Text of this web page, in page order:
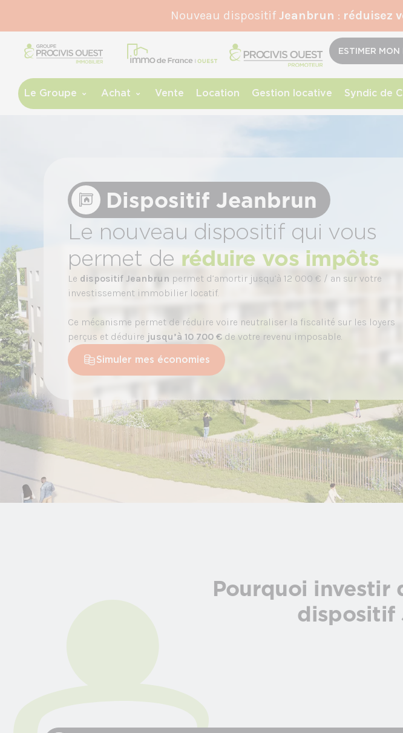
ESTIMER MON
Le Groupe Achat Vente Location Gestion locative Syndic de
Dispositif Jeanbrun
Le nouveau dispositif qui vous
permet de réduire vos impôts
Le dispositif Jeanbrun permet d’amortir jusqu’à 12 000 € / an sur votre
investissement immobilier locatif.
Ce mécanisme permet de réduire voire neutraliser la fiscalité sur les loyers
perçus et déduire jusqu’à 10 700 € de votre revenu imposable.
Simuler mes économies
Pourquoi investir
dispositif
Nouveau dispositif Jeanbrun : réduisez